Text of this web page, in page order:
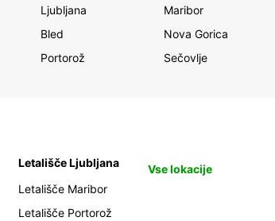
Ljubljana
Bled
Portorož
Maribor
Nova Gorica
Sečovlje
Letališče Ljubljana
Letališče Maribor
Letališče Portorož
Vse lokacije